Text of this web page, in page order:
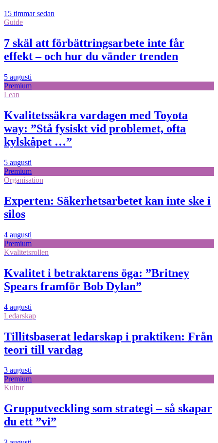
15 timmar sedan
Guide
7 skäl att förbättringsarbete inte får
effekt – och hur du vänder trenden
5 augusti
Premium
Lean
Kvalitetssäkra vardagen med Toyota
way: ”Stå fysiskt vid problemet, ofta
kylskåpet …”
5 augusti
Premium
Organisation
Experten: Säkerhetsarbetet kan inte ske i
silos
4 augusti
Premium
Kvalitetsrollen
Kvalitet i betraktarens öga: ”Britney
Spears framför Bob Dylan”
4 augusti
Ledarskap
Tillitsbaserat ledarskap i praktiken: Från
teori till vardag
3 augusti
Premium
Kultur
Grupputveckling som strategi – så skapar
du ett ”vi”